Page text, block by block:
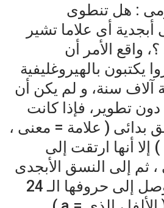
: هل تنطوى
أبجدية أى علاما تشير
واقع الأمر أن
يكتبون بالهيروغليفية
آلاف سنة، و لم يكن أن
تطوير، فإذا كانت
بدائى ( علامة = معنى ،
أنها ارتقت إلى
ثم إلى النسق الأبجدى
/ الألفـبائى، بالتوصل إلى حروفها الـ 24